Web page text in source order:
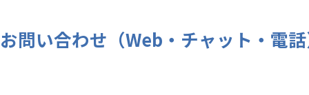
お問い合わせ（Web・チャット・電